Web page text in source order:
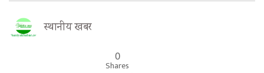
स्थानीय खबर
0
Shares